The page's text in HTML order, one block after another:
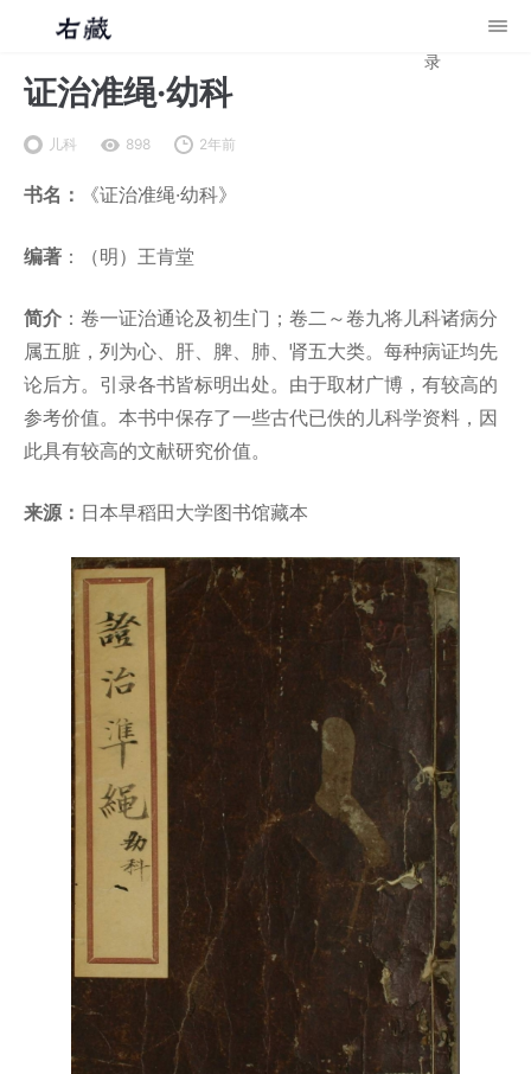
录
证治准绳·幼科
儿科 898 2年前
书名： 《证治准绳·幼科》
编著 ：（明）王肯堂
简介 ：卷一证治通论及初生门；卷二～卷九将儿科诸病分
属五脏，列为心、肝、脾、肺、肾五大类。每种病证均先
论后方。引录各书皆标明出处。由于取材广博，有较高的
参考价值。本书中保存了一些古代已佚的儿科学资料，因
此具有较高的文献研究价值。
来源： 日本早稻田大学图书馆藏本